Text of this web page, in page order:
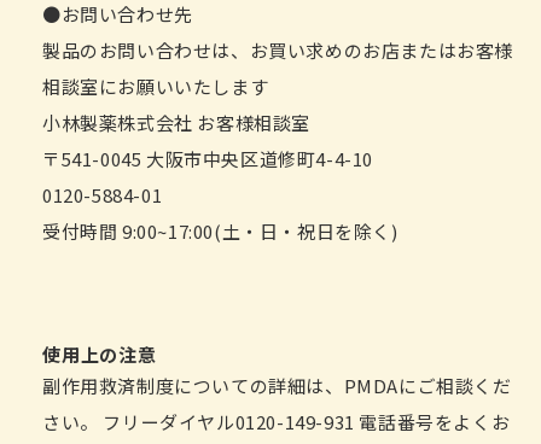
●お問い合わせ先
製品のお問い合わせは、お買い求めのお店またはお客様
相談室にお願いいたします
小林製薬株式会社 お客様相談室
〒541-0045 大阪市中央区道修町4-4-10
0120-5884-01
受付時間 9:00~17:00(土・日・祝日を除く)
使用上の注意
副作用救済制度についての詳細は、PMDAにご相談くだ
さい。 フリーダイヤル0120-149-931 電話番号をよくお